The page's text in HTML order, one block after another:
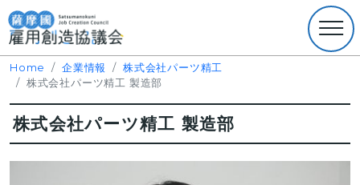
Home 企業情報
株式会社パーツ精工
株式会社パーツ精工 製造部
株式会社パーツ精工 製造部